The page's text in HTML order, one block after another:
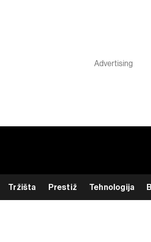
Tržišta Prestiž Tehnologija